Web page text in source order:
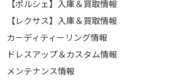
【ポルシェ】入庫＆買取情報
【レクサス】入庫＆買取情報
カーディティーリング情報
ドレスアップ＆カスタム情報
メンテナンス情報